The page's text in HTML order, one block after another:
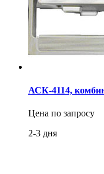
АСК-4114,
Цена по запросу
2-3 дня